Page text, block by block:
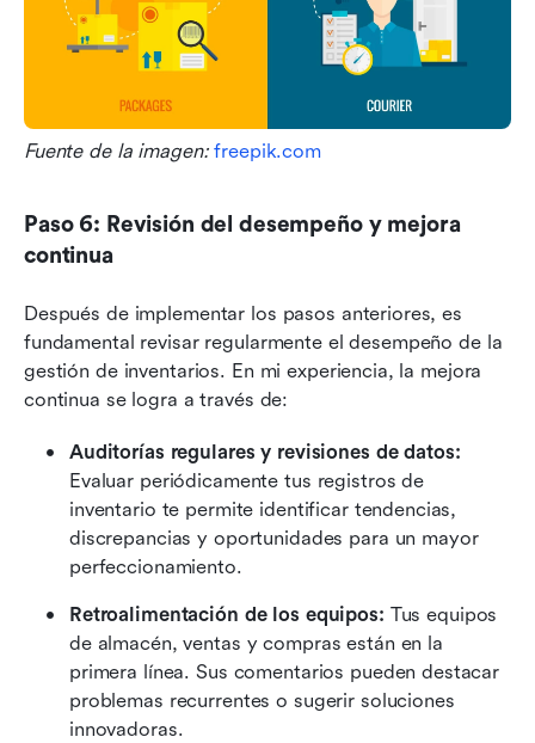
Fuente de la imagen: freepik.com
Paso 6: Revisión del desempeño y mejora
continua
Después de implementar los pasos anteriores, es
fundamental revisar regularmente el desempeño de la
gestión de inventarios. En mi experiencia, la mejora
continua se logra a través de:
Auditorías regulares y revisiones de datos:
Evaluar periódicamente tus registros de
inventario te permite identificar tendencias,
discrepancias y oportunidades para un mayor
perfeccionamiento.
Retroalimentación de los equipos: Tus equipos
de almacén, ventas y compras están en la
primera línea. Sus comentarios pueden destacar
problemas recurrentes o sugerir soluciones
innovadoras.